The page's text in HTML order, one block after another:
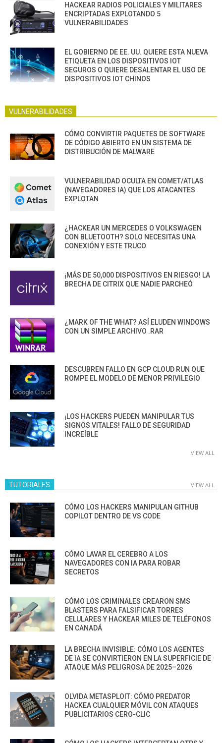
HACKEAR RADIOS POLICIALES Y MILITARES
ENCRIPTADAS EXPLOTANDO 5
VULNERABILIDADES
EL GOBIERNO DE EE. UU. QUIERE ESTA NUEVA
ETIQUETA EN LOS DISPOSITIVOS IOT
SEGUROS O QUIERE DESALENTAR EL USO DE
DISPOSITIVOS IOT CHINOS
VULNERABILIDADES
CÓMO CONVIRTIR PAQUETES DE SOFTWARE
DE CÓDIGO ABIERTO EN UN SISTEMA DE
DISTRIBUCIÓN DE MALWARE
VULNERABILIDAD OCULTA EN COMET/ATLAS
(NAVEGADORES IA) QUE LOS ATACANTES
EXPLOTAN
¿HACKEAR UN MERCEDES O VOLKSWAGEN
CON BLUETOOTH? SOLO NECESITAS UNA
CONEXIÓN Y ESTE TRUCO
¡MÁS DE 50,000 DISPOSITIVOS EN RIESGO! LA
BRECHA DE CITRIX QUE NADIE PARCHEÓ
¿MARK OF THE WHAT? ASÍ ELUDEN WINDOWS
CON UN SIMPLE ARCHIVO .RAR
DESCUBREN FALLO EN GCP CLOUD RUN QUE
ROMPE EL MODELO DE MENOR PRIVILEGIO
¡LOS HACKERS PUEDEN MANIPULAR TUS
SIGNOS VITALES! FALLO DE SEGURIDAD
INCREÍBLE
VIEW ALL
TUTORIALES VIEW ALL
CÓMO LOS HACKERS MANIPULAN GITHUB
COPILOT DENTRO DE VS CODE
CÓMO LAVAR EL CEREBRO A LOS
NAVEGADORES CON IA PARA ROBAR
SECRETOS
CÓMO LOS CRIMINALES CREARON SMS
BLASTERS PARA FALSIFICAR TORRES
CELULARES Y HACKEAR MILES DE TELÉFONOS
EN CANADÁ
LA BRECHA INVISIBLE: CÓMO LOS AGENTES
DE IA SE CONVIRTIERON EN LA SUPERFICIE DE
ATAQUE MÁS PELIGROSA DE 2025–2026
OLVIDA METASPLOIT: CÓMO PREDATOR
HACKEA CUALQUIER MÓVIL CON ATAQUES
PUBLICITARIOS CERO-CLIC